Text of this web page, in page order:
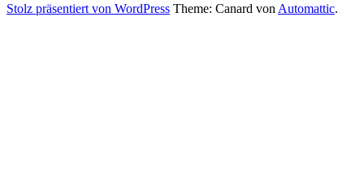
Stolz präsentiert von WordPress Theme: Canard von Automattic.